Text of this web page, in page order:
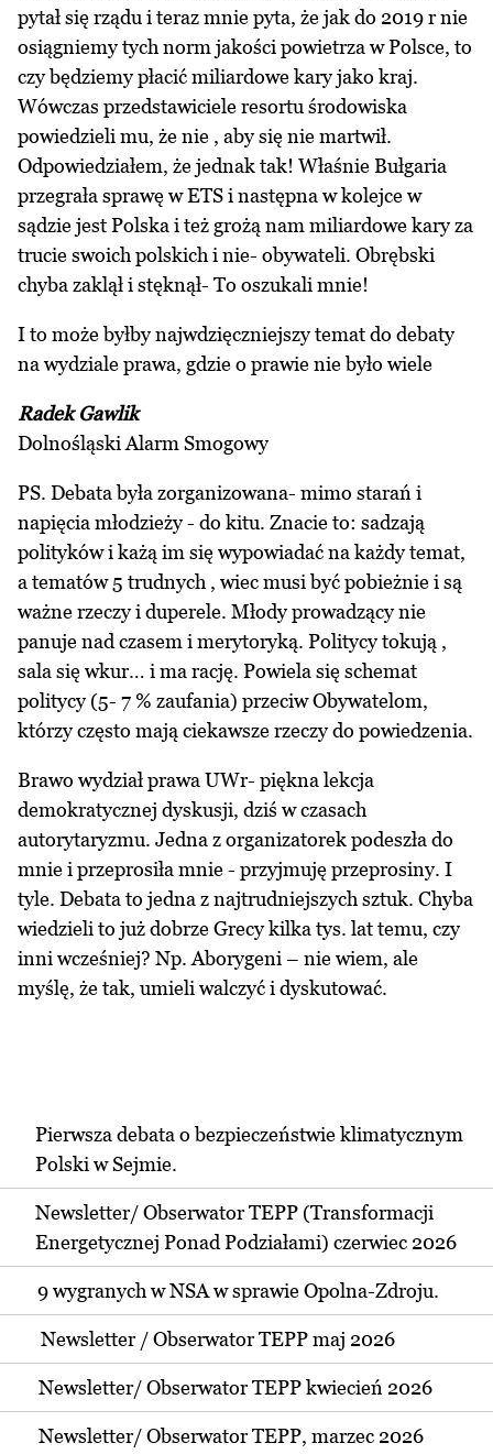
pytał się rządu i teraz mnie pyta, że jak do 2019 r nie
osiągniemy tych norm jakości powietrza w Polsce, to
czy będziemy płacić miliardowe kary jako kraj.
Wówczas przedstawiciele resortu środowiska
powiedzieli mu, że nie , aby się nie martwił.
Odpowiedziałem, że jednak tak! Właśnie Bułgaria
przegrała sprawę w ETS i następna w kolejce w
sądzie jest Polska i też grożą nam miliardowe kary za
trucie swoich polskich i nie- obywateli. Obrębski
chyba zaklął i stęknął- To oszukali mnie!
I to może byłby najwdzięczniejszy temat do debaty
na wydziale prawa, gdzie o prawie nie było wiele
Radek Gawlik
Dolnośląski Alarm Smogowy
PS. Debata była zorganizowana- mimo starań i
napięcia młodzieży - do kitu. Znacie to: sadzają
polityków i każą im się wypowiadać na każdy temat,
a tematów 5 trudnych , wiec musi być pobieżnie i są
ważne rzeczy i duperele. Młody prowadzący nie
panuje nad czasem i merytoryką. Politycy tokują ,
sala się wkur… i ma rację. Powiela się schemat
politycy (5- 7 % zaufania) przeciw Obywatelom,
którzy często mają ciekawsze rzeczy do powiedzenia.
Brawo wydział prawa UWr- piękna lekcja
demokratycznej dyskusji, dziś w czasach
autorytaryzmu. Jedna z organizatorek podeszła do
mnie i przeprosiła mnie - przyjmuję przeprosiny. I
tyle. Debata to jedna z najtrudniejszych sztuk. Chyba
wiedzieli to już dobrze Grecy kilka tys. lat temu, czy
inni wcześniej? Np. Aborygeni – nie wiem, ale
myślę, że tak, umieli walczyć i dyskutować.
Pierwsza debata o bezpieczeństwie klimatycznym
Polski w Sejmie.
Newsletter/ Obserwator TEPP (Transformacji
Energetycznej Ponad Podziałami) czerwiec 2026
9 wygranych w NSA w sprawie Opolna-Zdroju.
Newsletter / Obserwator TEPP maj 2026
Newsletter/ Obserwator TEPP kwiecień 2026
Newsletter/ Obserwator TEPP, marzec 2026